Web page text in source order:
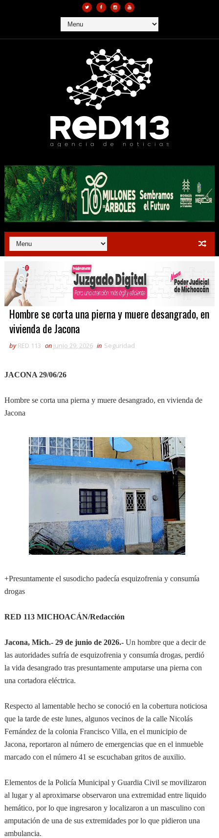
Hombre se corta una pierna y muere desangrado, en
vivienda de Jacona
by RED 113 on junio 29, 2026 in Seguridad
JACONA 29/06/26
Hombre se corta una pierna y muere desangrado, en vivienda de
Jacona
+Presuntamente el susodicho padecía esquizofrenia y consumía
drogas
RED 113 MICHOACÁN/Redacción
Jacona, Mich.- 29 de junio de 2026.-Un hombre que a decir de
las autoridades sufría de esquizofrenia y consumía drogas, perdió
la vida desangrado tras presuntamente amputarse una pierna con
una cortadora eléctrica.
Respecto al lamentable hecho se conoció en la cobertura noticiosa
que la tarde de este lunes, algunos vecinos de la calle Nicolás
Fernández de la colonia Francisco Villa, en el municipio de
Jacona, reportaron al número de emergencias que en el inmueble
marcado con el número 41 se escuchaban gritos de auxilio.
Elementos de la Policía Municipal y Guardia Civil se movilizaron
al lugar y al aproximarse observaron una extremidad entre liquido
hemático, por lo que ingresaron y localizaron a un masculino con
amputación de una de sus extremidades por lo que pidieron una
ambulancia.